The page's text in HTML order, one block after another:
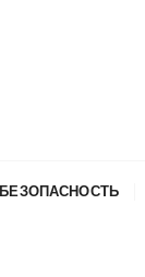
БЕЗОПАСНОСТЬ